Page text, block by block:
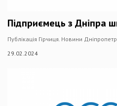
Підприємець з Дніпра
Публікація Гірчиця. Новини
29.02.2024